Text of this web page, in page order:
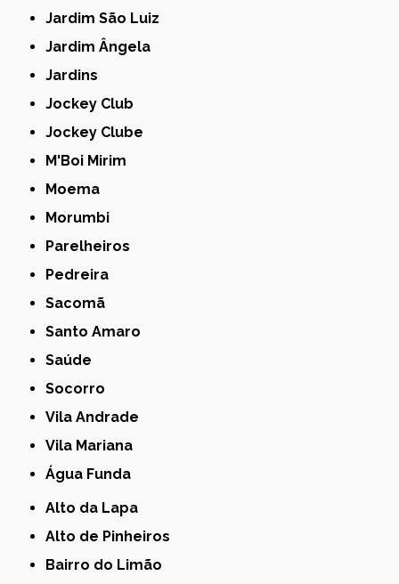
Jardim São Luiz
Jardim Ângela
Jardins
Jockey Club
Jockey Clube
M'Boi Mirim
Moema
Morumbi
Parelheiros
Pedreira
Sacomã
Santo Amaro
Saúde
Socorro
Vila Andrade
Vila Mariana
Água Funda
Alto da Lapa
Alto de Pinheiros
Bairro do Limão